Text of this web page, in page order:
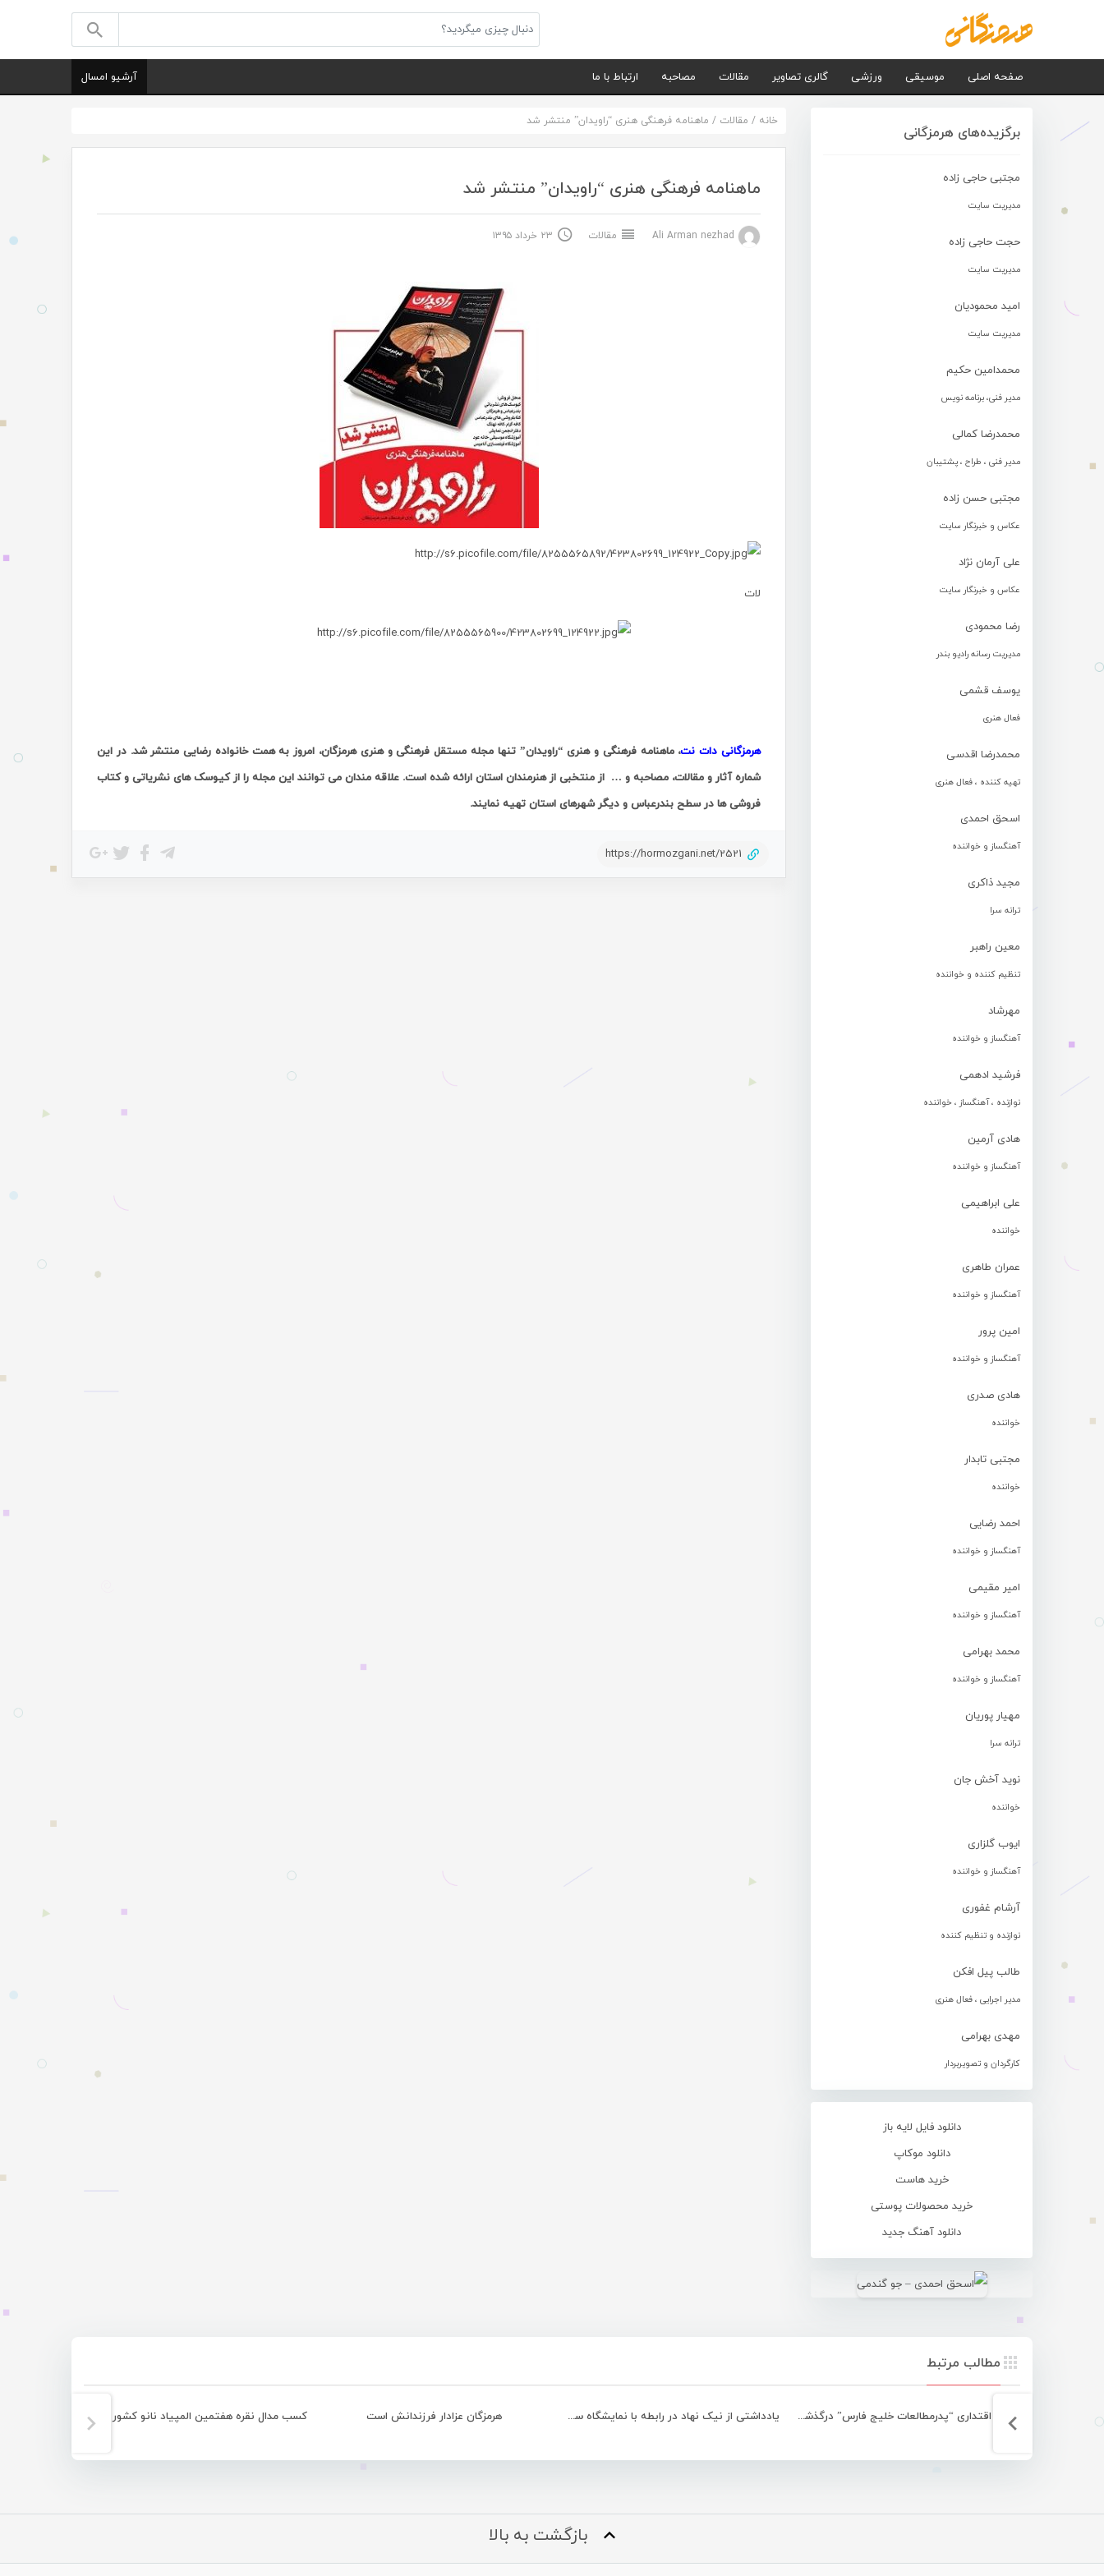
صفحه اصلی موسیقی ورزشی گالری تصاویر مقالات مصاحبه ارتباط با ما آرشیو امسال
برگزیده‌های هرمزگانی
مجتبی حاجی زاده
مدیریت سایت
حجت حاجی زاده
مدیریت سایت
امید محمودیان
مدیریت سایت
محمدامین حکیم
مدیر فنی، برنامه نویس
محمدرضا کمالی
مدیر فنی ، طراح ، پشتیبان
مجتبی حسن زاده
عکاس و خبرنگار سایت
علی آرمان نژاد
عکاس و خبرنگار سایت
رضا محمودی
مدیریت رسانه رادیو بندر
یوسف قشمی
فعال هنری
محمدرضا اقدسی
تهیه کننده ، فعال هنری
اسحق احمدی
آهنگساز و خواننده
مجید ذاکری
ترانه سرا
معین راهبر
تنظیم کننده و خواننده
مهرشاد
آهنگساز و خواننده
فرشید ادهمی
نوازنده ، آهنگساز ، خواننده
هادی آرمین
آهنگساز و خواننده
علی ابراهیمی
خواننده
عمران طاهری
آهنگساز و خواننده
امین پرور
آهنگساز و خواننده
هادی صدری
خواننده
مجتبی تابدار
خواننده
احمد رضایی
آهنگساز و خواننده
امیر مقیمی
آهنگساز و خواننده
محمد بهرامی
آهنگساز و خواننده
مهیار پوریان
ترانه سرا
نوید آخش جان
خواننده
ایوب گلزاری
آهنگساز و خواننده
آرشام غفوری
نوازنده و تنظیم کننده
طالب پیل افکن
مدیر اجرایی ، فعال هنری
مهدی بهرامی
کارگردان و تصویربردار
دانلود فایل لایه باز
دانلود موکاپ
خرید هاست
خرید محصولات پوستی
دانلود آهنگ جدید
خانه / مقالات / ماهنامه فرهنگی هنری “راویدان” منتشر شد
ماهنامه فرهنگی هنری “راویدان” منتشر شد
مقالات ۲۳ خرداد ۱۳۹۵
لات
هرمزگانی دات نت، ماهنامه فرهنگی و هنری “راویدان” تنها مجله مستقل فرهنگی و هنری هرمزگان، امروز به همت خانواده رضایی منتشر شد. در این
شماره آثار و مقالات، مصاحبه و … از منتخبی از هنرمندان استان ارائه شده است. علاقه مندان می توانند این مجله را از کیوسک های نشریاتی و کتاب
فروشی ها در سطح بندرعباس و دیگر شهرهای استان تهیه نمایند.
https://hormozgani.net/2521
مطالب مرتبط
احمد اقتداری “پدرمطالعات خلیج فارس” درگذشت یادداشتی از نیک نهاد در رابطه با نمایشگاه سکوت سیال هرمزگان عزادار فرزندانش است کسب مدال نقره هفتمین المپیاد نانو کشور توسط “عارف بهمنی”
بازگشت به بالا